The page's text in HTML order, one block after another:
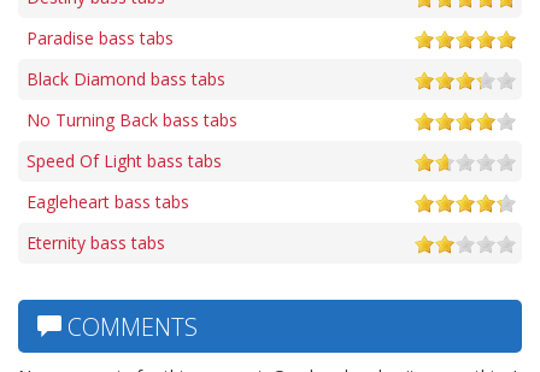
Paradise bass tabs
Black Diamond bass tabs
No Turning Back bass tabs
Speed Of Light bass tabs
Eagleheart bass tabs
Eternity bass tabs
COMMENTS